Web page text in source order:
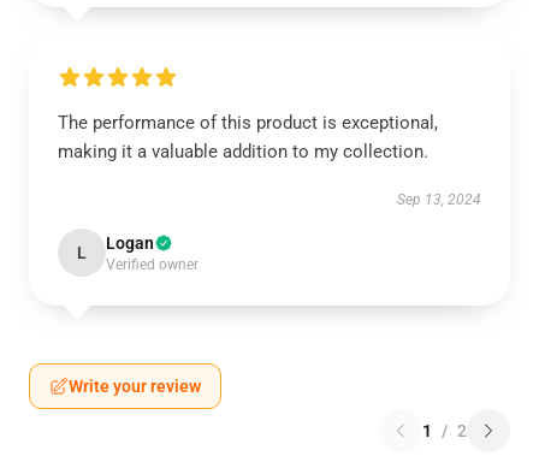
The performance of this product is exceptional,
making it a valuable addition to my collection.
Sep 13, 2024
L Logan
Verified owner
Write your review
1 / 2